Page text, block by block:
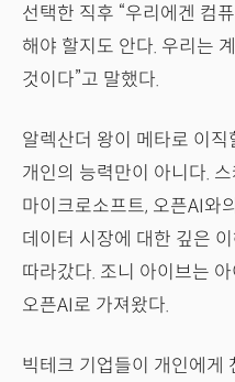
선택한 직후 “우리에겐 컴
해야 할지도 안다. 우리는
것이다”고 말했다.
알렉산더 왕이 메타로 이직
개인의 능력만이 아니다.
마이크로소프트, 오픈AI와
데이터 시장에 대한 깊은
따라갔다. 조니 아이브는
오픈AI로 가져왔다.
빅테크 기업들이 개인에게